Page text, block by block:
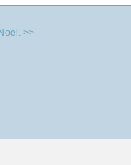
>>